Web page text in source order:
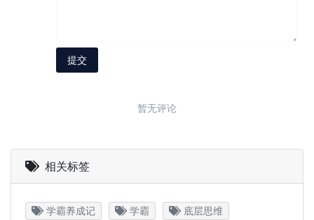
相关标签
学霸养成记 学霸 底层思维